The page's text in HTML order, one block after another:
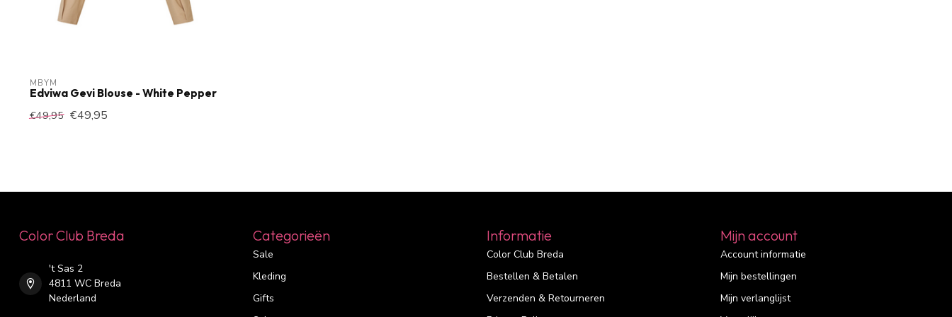
MBYM
Edviwa Gevi Blouse - White Pepper
€49,95 €49,95
Color Club Breda
't Sas 2
4811 WC Breda
Nederland
Categorieën
Sale
Kleding
Gifts
Informatie
Color Club Breda
Bestellen & Betalen
Verzenden & Retourneren
Mijn account
Account informatie
Mijn bestellingen
Mijn verlanglijst